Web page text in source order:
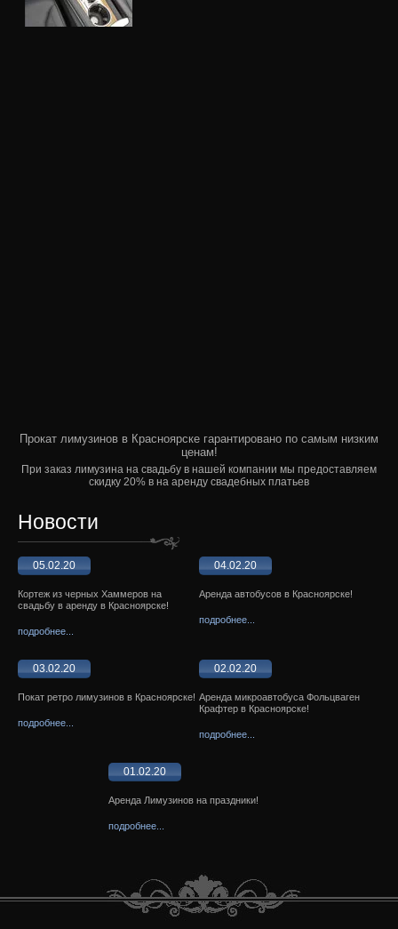
Прокат лимузинов в Красноярске гарантировано по самым низким
ценам!
При заказ лимузина на свадьбу в нашей компании мы предоставляем
скидку 20% в на аренду свадебных платьев
Новости
05.02.20
Кортеж из черных Хаммеров на
свадьбу в аренду в Красноярске!
подробнее...
04.02.20
Аренда автобусов в Красноярске!
подробнее...
03.02.20
Покат ретро лимузинов в Красноярске!
подробнее...
02.02.20
Аренда микроавтобуса Фольцваген
Крафтер в Красноярске!
подробнее...
01.02.20
Аренда Лимузинов на праздники!
подробнее...